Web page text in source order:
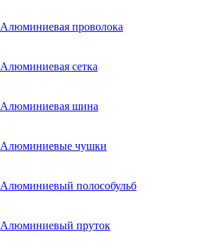
Алюминиевая проволока
Алюминиевая сетка
Алюминиевая шина
Алюминиевые чушки
Алюминиевый полособульб
Алюминиевый пруток